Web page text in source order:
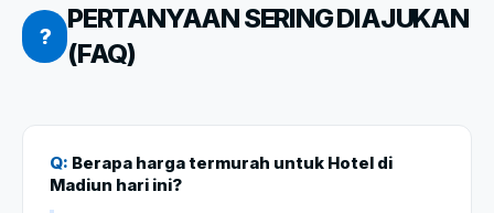
?
PERTANYAAN SERING DIAJUKAN
(FAQ)
Q: Berapa harga termurah untuk Hotel di
Madiun hari ini?